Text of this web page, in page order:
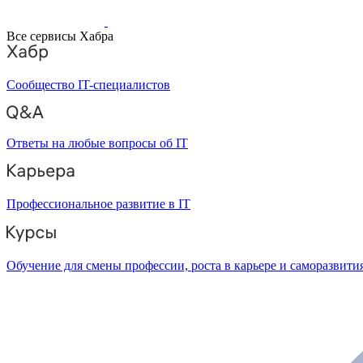
Все сервисы Хабра
Сообщество IT-специалистов
Ответы на любые вопросы об IT
Профессиональное развитие в IT
Обучение для смены профессии, роста в карьере и